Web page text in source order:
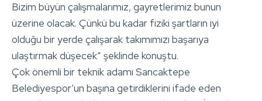
Bizim büyün çalışmalarımız, gayretlerimiz bunun
üzerine olacak. Çünkü bu kadar fiziki şartların iyi
olduğu bir yerde çalışarak takımımızı başarıya
ulaştırmak düşecek” şeklinde konuştu.
Çok önemli bir teknik adamı Sancaktepe
Belediyespor’un başına getirdiklerini ifade eden